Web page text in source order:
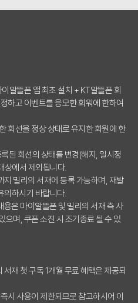
알뜰폰 앱 최초 설치 + KT알뜰폰 회
하고 이벤트를 응모한 회워에 한하여
회선을 정상 상태로 유지한 회원에 한
된 회선의 상태를 변경(해지, 일시정
상에서 제외됩니다.
밀리의 서재에 등록 가능하며, 재발
의하시기 바랍니다.
용은 마이알뜰폰 및 밀리의 서재 측 사
으며, 쿠폰 소진 시 조기종료 될 수 있
재 첫 구독 1개월 무료 혜택은 제공되
시 사용이 제한되므로 참고하시어 이